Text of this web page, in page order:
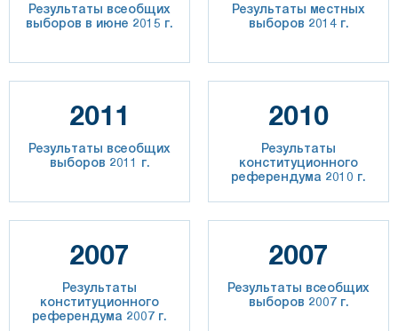
Результаты всеобщих
выборов в июне 2015 г.
Результаты местных
выборов 2014 г.
2011
Результаты всеобщих
выборов 2011 г.
2010
Результаты
конституционного
референдума 2010 г.
2007
Результаты
конституционного
референдума 2007 г.
2007
Результаты всеобщих
выборов 2007 г.